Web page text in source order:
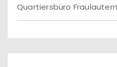
Quartiersbüro Fraulautern